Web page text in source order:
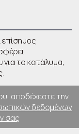
επίσημος
το κατάλυμα,
αποδέχεστε την
δεδομένων.
σας